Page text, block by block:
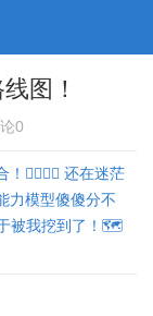
图！
0
🙋‍♀️🙋‍♂️ 还在迷茫
力模型傻傻分不
被我挖到了！🗺️